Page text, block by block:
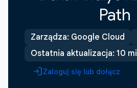
Path
Zarządza: Google Cloud
Ostatnia aktualizacja: 10
Zaloguj się lub dołącz